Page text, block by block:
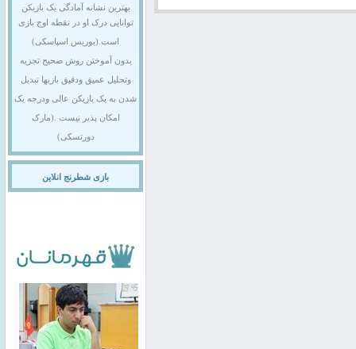
بهترین نشانه آمادگی یک بازیکن
توانایی درک او در نقطه اوج بازی
است.(بوریس اسپاسکی)
بدون آموختن روش صحیح تجزیه
وتحلیل عمیق ودقیق بازیها تبدیل
شدن به یک بازیکن عالی ودرجه یک
امکان پذیر نیست .(مارک
دورتسکی)
بازی شطرنج انلاین